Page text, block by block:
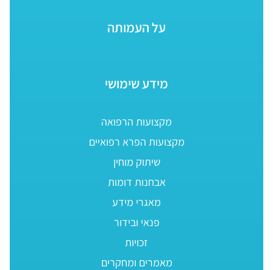
על העמותה
מידע שימושי
מקצועות הרפואה
מקצועות הפרא רפואיים
שיתוק מוחין
אבחנות דומות
מאגרי מידע
פנאי ובידור
זכויות
מאמרים ומחקרים